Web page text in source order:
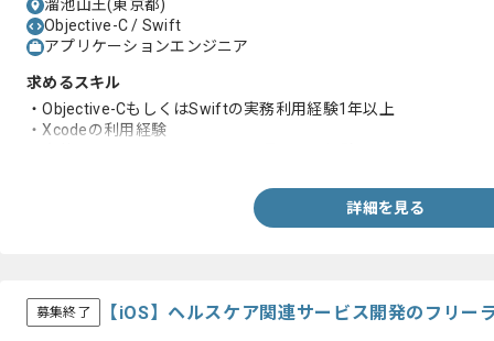
溜池山王(東京都)
Objective-C / Swift
アプリケーションエンジニア
求めるスキル
・Objective-CもしくはSwiftの実務利用経験1年以上
・Xcodeの利用経験
詳細を見る
募集終了 【iOS】ヘルスケア関連サービス開発のフリー